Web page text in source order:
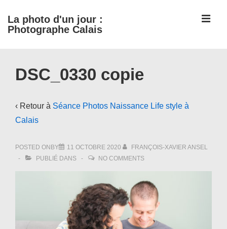
passer
au
La photo d'un jour :
Photographe Calais
Navigation
DSC_0330 copie
‹ Retour à Séance Photos Naissance Life style à
Calais
POSTED ONBY 11 OCTOBRE 2020
FRANÇOIS-XAVIER ANSEL
PUBLIÉ DANS
NO COMMENTS